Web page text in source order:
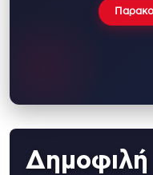
Δημοφιλή